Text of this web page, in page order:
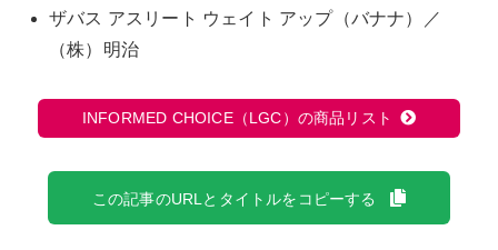
ザバス アスリート ウェイト アップ（バナナ）／
（株）明治
INFORMED CHOICE（LGC）の商品リスト
この記事のURLとタイトルをコピーする